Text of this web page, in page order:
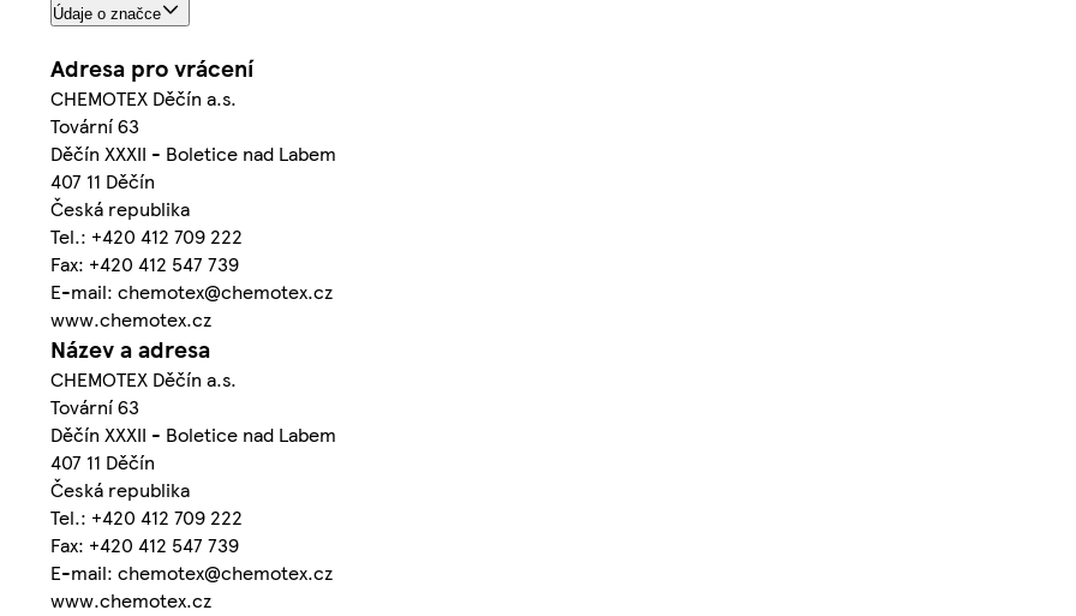
Údaje o značce
Adresa pro vrácení
CHEMOTEX Děčín a.s.
Tovární 63
Děčín XXXII - Boletice nad Labem
407 11 Děčín
Česká republika
Tel.: +420 412 709 222
Fax: +420 412 547 739
E-mail: chemotex@chemotex.cz
www.chemotex.cz
Název a adresa
CHEMOTEX Děčín a.s.
Tovární 63
Děčín XXXII - Boletice nad Labem
407 11 Děčín
Česká republika
Tel.: +420 412 709 222
Fax: +420 412 547 739
E-mail: chemotex@chemotex.cz
www.chemotex.cz